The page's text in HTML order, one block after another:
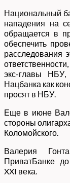
Национальный
нападения на
обращается в
обеспечить
расследования
экс-главы НБУ,
Нацбанка как
просят в НБУ.
Еще в июне
стороны
Коломойского.
Валерия
ПриватБанке
XXI века.